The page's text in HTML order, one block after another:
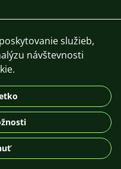
DE
© 2026 For Aquarist
služieb,
návštevnosti